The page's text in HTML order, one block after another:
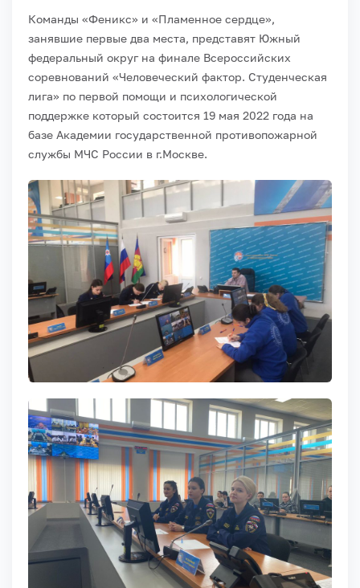
Команды «Феникс» и «Пламенное сердце»,
занявшие первые два места, представят Южный
федеральный округ на финале Всероссийских
соревнований «Человеческий фактор. Студенческая
лига» по первой помощи и психологической
поддержке который состоится 19 мая 2022 года на
базе Академии государственной противопожарной
службы МЧС России в г.Москве.